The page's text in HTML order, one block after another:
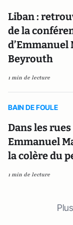
Liban :
de la
d’Emmanuel
Beyrouth
1 min de lecture
BAIN DE FOULE
Dans les
Emmanuel
la colère du
1 min de lecture